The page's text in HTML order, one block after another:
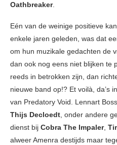
Oathbreaker.
Eén van de weinige positieve
enkele jaren geleden, was dat
om hun muzikale gedachten de
dan ook nog eens niet blijken te
reeds in betrokken zijn, dan
nieuwe band op!? Et voilà, da’s
van Predatory Void. Lennart
Thijs Decloedt, onder andere
dienst bij Cobra The Impaler,
alweer Amenra destijds maar